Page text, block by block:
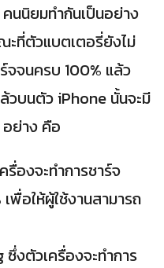
นนิยมทำกันเป็นอย่าง
ะที่ตัวแบตเตอรี่ยังไม่
จจนครบ 100% แล้ว
วบนตัว iPhone นั้นจะมี
อย่าง คือ
องจะทำการชาร์จ
พื่อให้ผู้ใช้งานสามารถ
งตัวเครื่องจะทำการ